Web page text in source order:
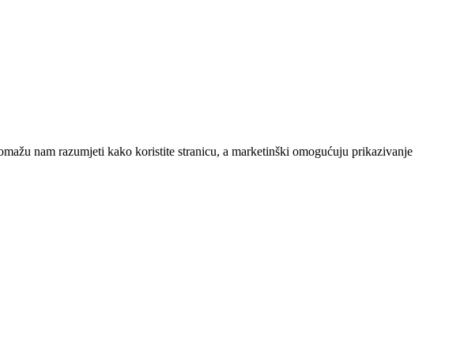
nam razumjeti kako koristite stranicu, a marketinški omogućuju prikazivanje